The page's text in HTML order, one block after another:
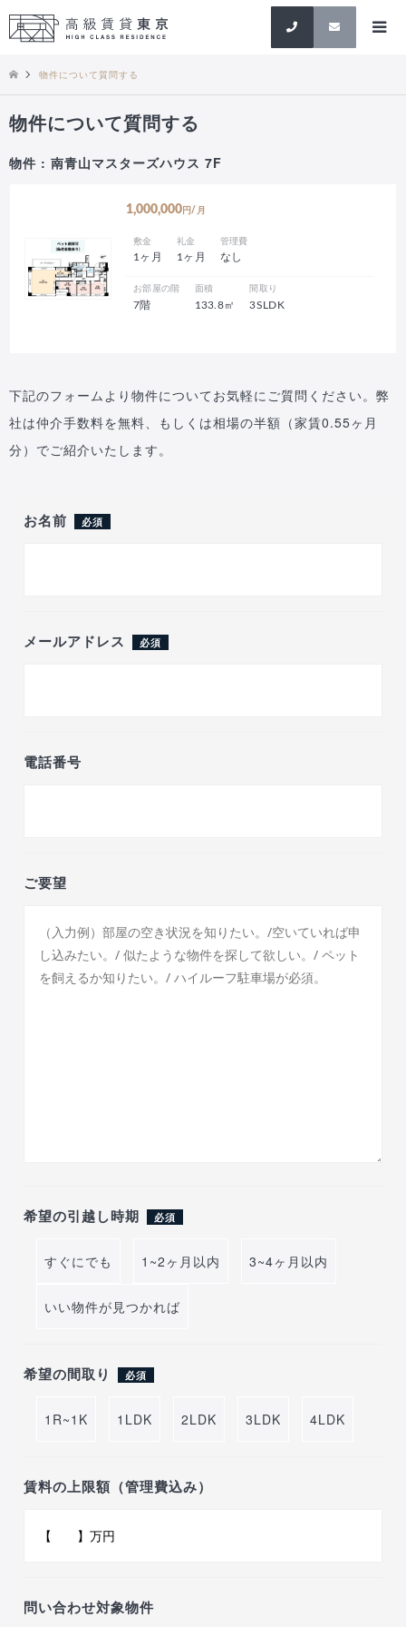
検索
物件について質問する
物件について質問する
物件 : 南青山マスターズハウス 7F
1,000,000 円/月
敷金
1ヶ月
礼金
1ヶ月
管理費
なし
お部屋の階
7階
面積
133.8㎡
間取り
3SLDK
下記のフォームより物件についてお気軽にご質問ください。弊
社は仲介手数料を無料、もしくは相場の半額（家賃0.55ヶ月
分）でご紹介いたします。
お名前 必須
メールアドレス 必須
電話番号
ご要望
希望の引越し時期 必須
すぐにでも 1~2ヶ月以内 3~4ヶ月以内
いい物件が見つかれば
希望の間取り 必須
1R~1K 1LDK 2LDK 3LDK 4LDK
賃料の上限額（管理費込み）
問い合わせ対象物件